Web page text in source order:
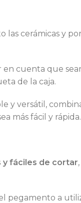
cerámicas y
cuenta que
de la caja.
y versátil,
más fácil y rápida.
y fáciles de cortar
pegamento a